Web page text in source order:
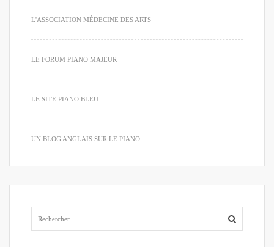
L'ASSOCIATION MÉDECINE DES ARTS
LE FORUM PIANO MAJEUR
LE SITE PIANO BLEU
UN BLOG ANGLAIS SUR LE PIANO